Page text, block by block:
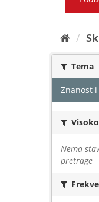
Tema
Znanost
Nema
pretrage